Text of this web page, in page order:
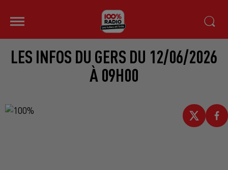
LES INFOS DU GERS DU 12/06/2026
À 09H00